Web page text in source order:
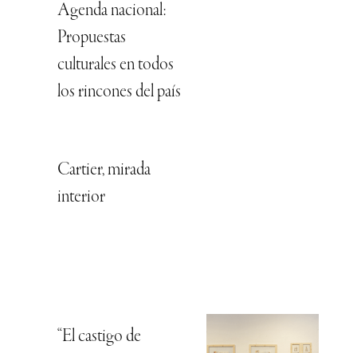
Agenda nacional:
Propuestas
culturales en todos
los rincones del país
Cartier, mirada
interior
“El castigo de